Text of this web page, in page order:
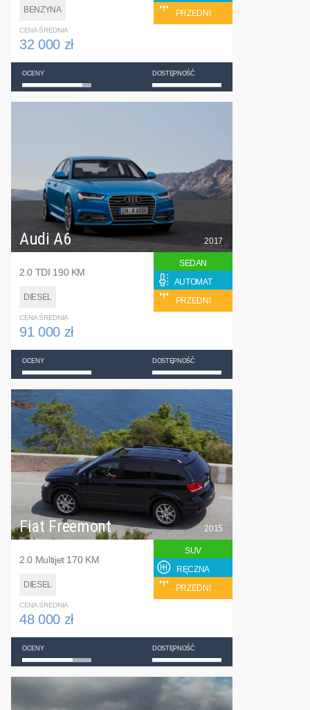
BENZYNA
PRZEDNI
CENA ŚREDNIA
32 000 zł
OCENY DOSTĘPNOŚĆ
Audi A6
2.0 TDI 190 KM
DIESEL
2017
SEDAN
AUTOMAT
PRZEDNI
CENA ŚREDNIA
91 000 zł
OCENY DOSTĘPNOŚĆ
Fiat Freemont
2.0 Multijet 170 KM
DIESEL
2015
SUV
RĘCZNA
PRZEDNI
CENA ŚREDNIA
48 000 zł
OCENY DOSTĘPNOŚĆ